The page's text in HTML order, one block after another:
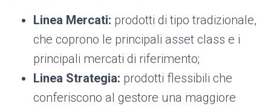
Linea Mercati: prodotti di tipo tradizionale,
che coprono le principali asset class e i
principali mercati di riferimento;
Linea Strategia: prodotti flessibili che
conferiscono al gestore una maggiore